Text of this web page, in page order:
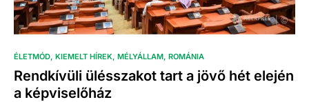
ÉLETMÓD KIEMELT HÍREK MÉLYÁLLAM ROMÁNIA
Rendkívüli ülésszakot tart a jövő hét elején
a képviselőház